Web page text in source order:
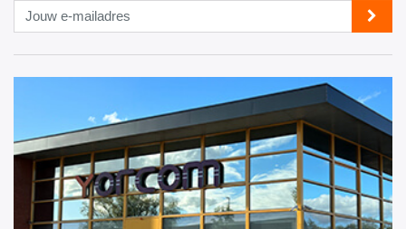
Jouw
e-
mailadres